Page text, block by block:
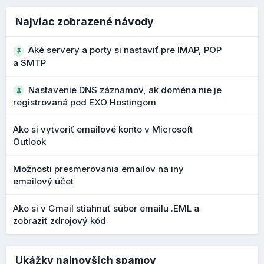
mailmi
Vylepšený editor štýlov a farieb
samotného editora štýlov a farieb. Režim návrhu v editore
webových stránok vám teraz poskytuje jasnejší a
intuitívnejší spôsob ovládania vzhľadu a stránky.
Vďaka aktualizovanému rozhraniu a rýchlejšiemu prístupu k
ovládacím prvkom návrhu teraz môžete robiť rozhodnutia o
Kľúčové výhody nového dizajnu:
návrhu
náhľady párovania písiem pre rýchlejšie porovnanie a
Najviac zobrazené návody
Aké servery a porty si nastaviť pre IMAP, POP
a SMTP
Nastavenie DNS záznamov, ak doména nie je
registrovaná pod EXO Hostingom
Ako si vytvoriť emailové konto v Microsoft
Outlook
Možnosti presmerovania emailov na iný
emailový účet
Ako si v Gmail stiahnuť súbor emailu .EML a
zobraziť zdrojový kód
Ukážky najnovších spamov